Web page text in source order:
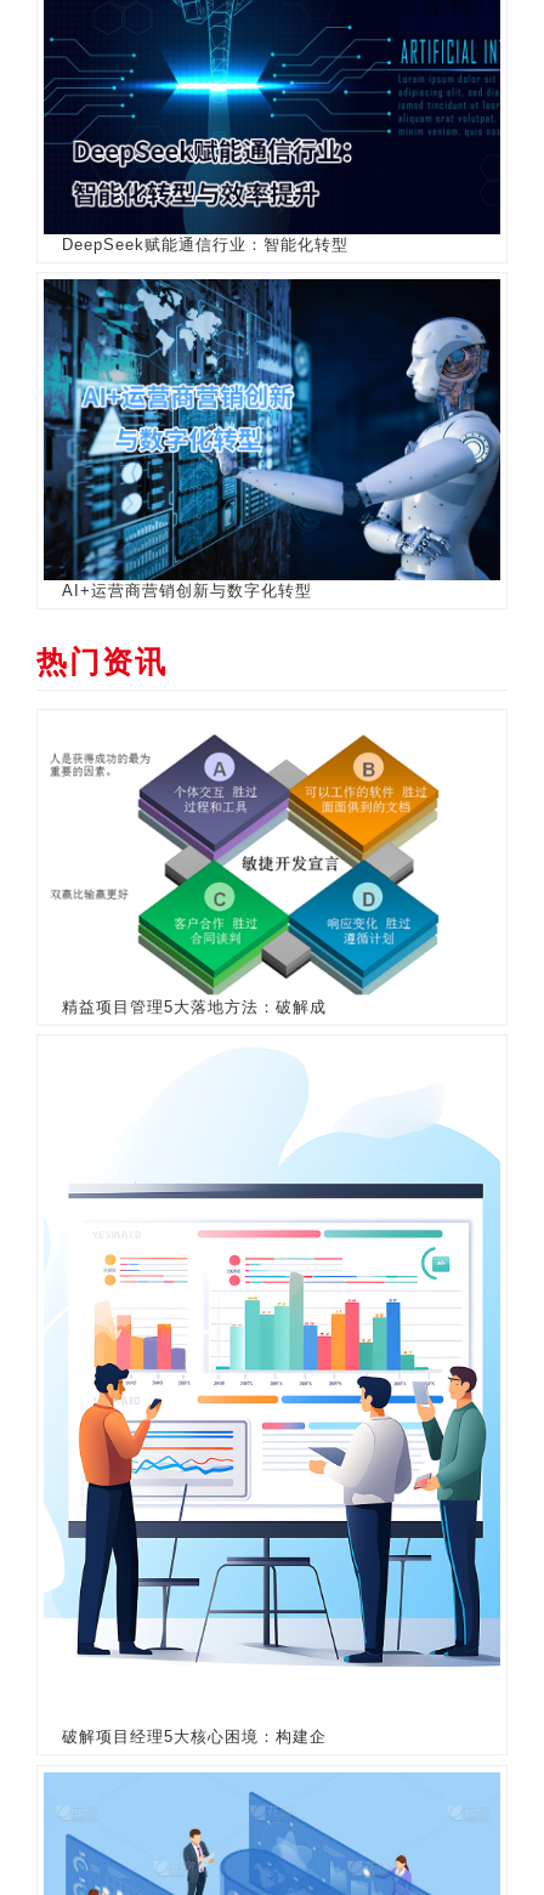
DeepSeek赋能通信行业：智能化转型
AI+运营商营销创新与数字化转型
热门资讯
精益项目管理5大落地方法：破解成
破解项目经理5大核心困境：构建企